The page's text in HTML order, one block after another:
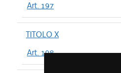
Art. 197
TITOLO X
Art. 198